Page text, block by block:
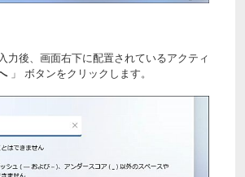
力後、画面右下に配置されているアクティ
」 ボタンをクリックします。